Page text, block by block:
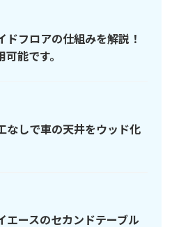
ドフロアの仕組みを解説！
能です。
なしで車の天井をウッド化
エースのセカンドテーブル